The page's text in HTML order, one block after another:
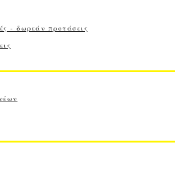
- δωρεάν προτάσεις